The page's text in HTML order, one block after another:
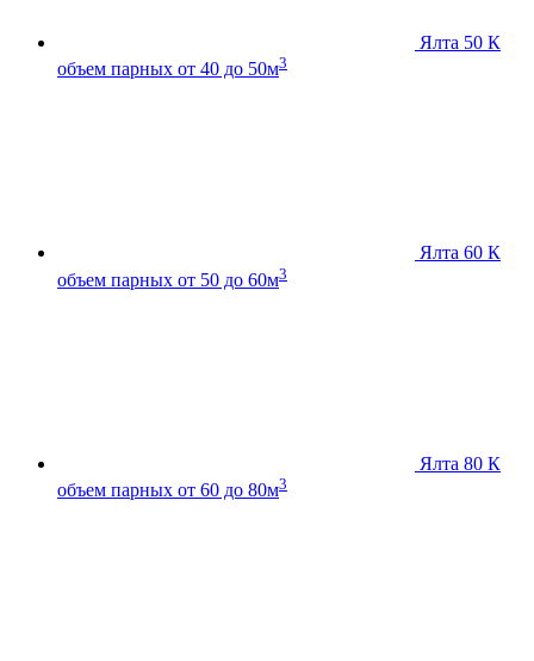
Ялта 50 К
объем парных от 40 до 50м3
Ялта 60 К
объем парных от 50 до 60м3
Ялта 80 К
объем парных от 60 до 80м3